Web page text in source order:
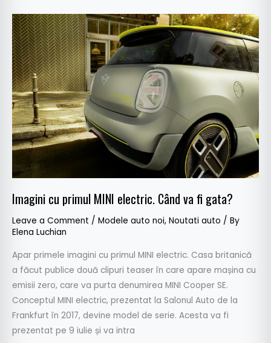
Imagini cu primul MINI electric. Când va fi gata?
Leave a Comment / Modele auto noi, Noutati auto / By
Elena Luchian
Apar primele imagini cu primul MINI electric. Casa britanică
a făcut publice două clipuri teaser în care apare mașina cu
emisii zero, care va purta denumirea MINI Cooper SE.
Conceptul MINI electric, prezentat la Salonul Auto de la
Frankfurt în 2017, devine model de serie. Acesta va fi
prezentat pe 9 iulie și va intra
Imagini
cu
primul
MINI
electric.
Când
va
fi
gata?